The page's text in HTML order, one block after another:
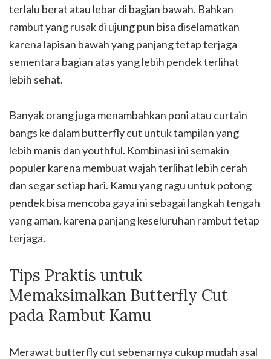
terlalu berat atau lebar di bagian bawah. Bahkan
rambut yang rusak di ujung pun bisa diselamatkan
karena lapisan bawah yang panjang tetap terjaga
sementara bagian atas yang lebih pendek terlihat
lebih sehat.
Banyak orang juga menambahkan poni atau curtain
bangs ke dalam butterfly cut untuk tampilan yang
lebih manis dan youthful. Kombinasi ini semakin
populer karena membuat wajah terlihat lebih cerah
dan segar setiap hari. Kamu yang ragu untuk potong
pendek bisa mencoba gaya ini sebagai langkah tengah
yang aman, karena panjang keseluruhan rambut tetap
terjaga.
Tips Praktis untuk
Memaksimalkan Butterfly Cut
pada Rambut Kamu
Merawat butterfly cut sebenarnya cukup mudah asal